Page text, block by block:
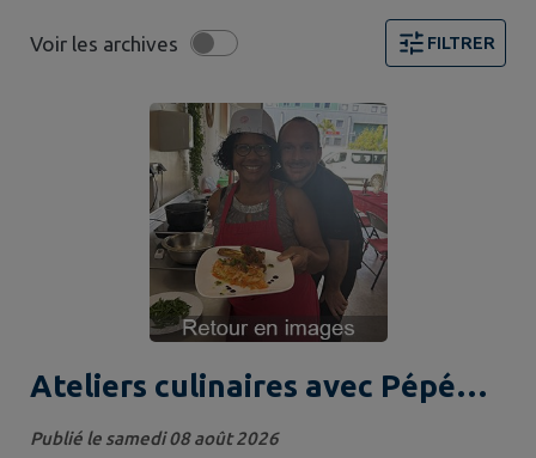
Voir les archives FILTRER
Ateliers culinaires avec Pépé
José
Publié le samedi 08 août 2026